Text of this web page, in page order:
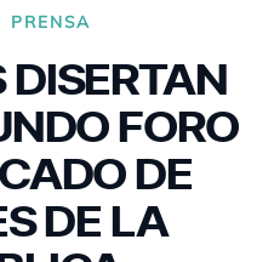
PRENSA
DISERTAN
FORO
DE
DE LA